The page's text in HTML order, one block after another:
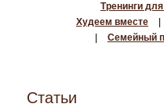
Тренинги
Худеем вместе
Семейный
Статьи